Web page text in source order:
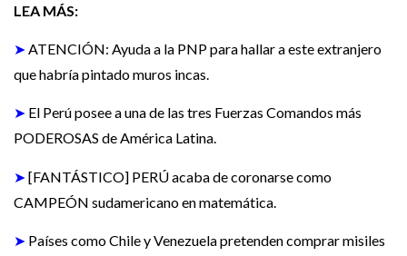
LEA MÁS:
➤ATENCIÓN: Ayuda a la PNP para hallar a este extranjero
que habría pintado muros incas.
➤ El Perú posee a una de las tres Fuerzas Comandos más
PODEROSAS de América Latina.
➤[FANTÁSTICO] PERÚ acaba de coronarse como
CAMPEÓN sudamericano en matemática.
➤ Países como Chile y Venezuela pretenden comprar misiles